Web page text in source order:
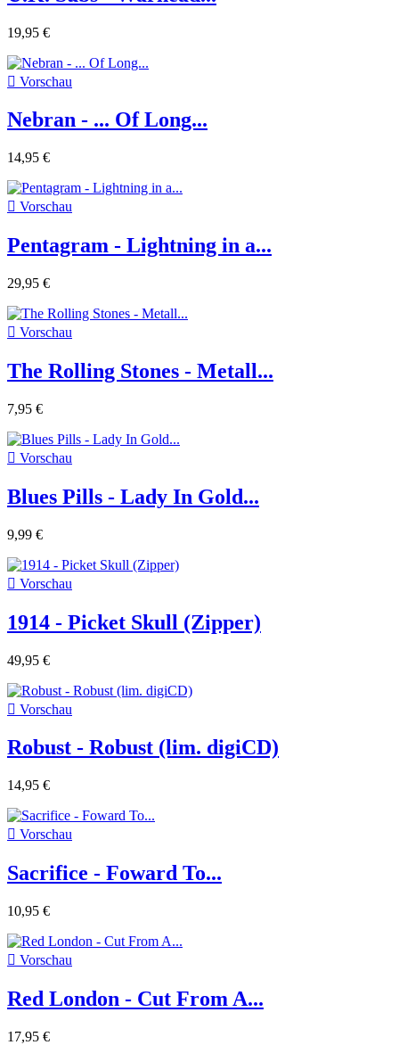
19,95 €
 Vorschau
Nebran - ... Of Long...
14,95 €
 Vorschau
Pentagram - Lightning in a...
29,95 €
 Vorschau
The Rolling Stones - Metall...
7,95 €
 Vorschau
Blues Pills - Lady In Gold...
9,99 €
 Vorschau
1914 - Picket Skull (Zipper)
49,95 €
 Vorschau
Robust - Robust (lim. digiCD)
14,95 €
 Vorschau
Sacrifice - Foward To...
10,95 €
 Vorschau
Red London - Cut From A...
17,95 €